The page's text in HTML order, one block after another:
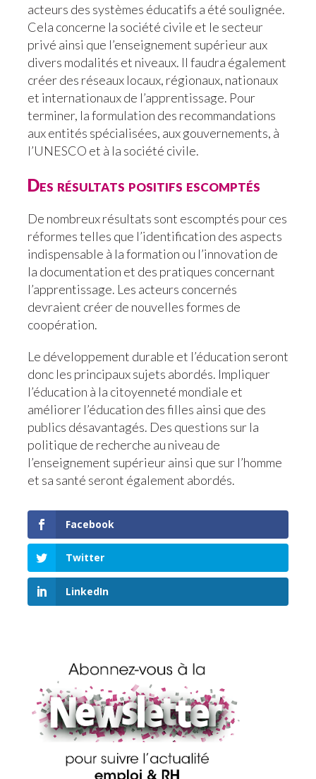
acteurs des systèmes éducatifs a été soulignée.
Cela concerne la société civile et le secteur
privé ainsi que l’enseignement supérieur aux
divers modalités et niveaux. Il faudra également
créer des réseaux locaux, régionaux, nationaux
et internationaux de l’apprentissage. Pour
terminer, la formulation des recommandations
aux entités spécialisées, aux gouvernements, à
l’UNESCO et à la société civile.
Des résultats positifs escomptés
De nombreux résultats sont escomptés pour ces
réformes telles que l’identification des aspects
indispensable à la formation ou l’innovation de
la documentation et des pratiques concernant
l’apprentissage. Les acteurs concernés
devraient créer de nouvelles formes de
coopération.
Le développement durable et l’éducation seront
donc les principaux sujets abordés. Impliquer
l’éducation à la citoyenneté mondiale et
améliorer l’éducation des filles ainsi que des
publics désavantagés. Des questions sur la
politique de recherche au niveau de
l’enseignement supérieur ainsi que sur l’homme
et sa santé seront également abordés.
Facebook
Twitter
LinkedIn